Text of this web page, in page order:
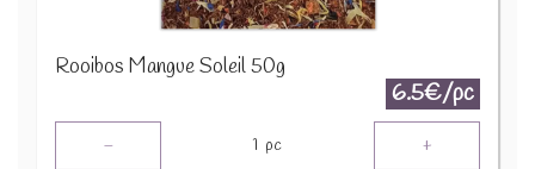
Rooibos Mangue Soleil 50g
6.5€/pc
- 1 pc +